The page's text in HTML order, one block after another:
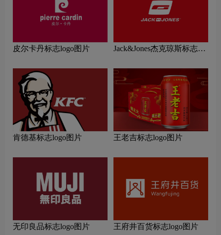
皮尔卡丹标志logo图片
Jack&Jones杰克琼斯标志
肯德基标志logo图片 王老吉标志logo图片
无印良品标志logo图片 王府井百货标志logo图片